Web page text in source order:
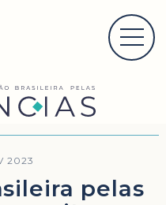
2023
pelas